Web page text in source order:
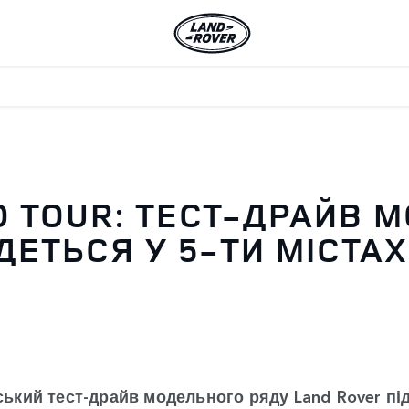
TOUR: ТЕСТ-
У 5-ТИ
тест-драйв модельного ряду Land Rover